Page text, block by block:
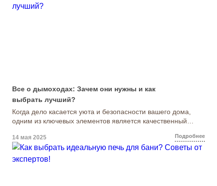
Все о дымоходах: Зачем они нужны и как
выбрать лучший?
Когда дело касается уюта и безопасности вашего дома,
одним из ключевых элементов является качественный
удаление продуктов сгорания, но и помогает поддерживать
здоровый микроклимат в помещении.Зачем нужен
дымоход?Удаление дыма и газов: Дымоход выводит наружу
14 мая 2025 Подробнее